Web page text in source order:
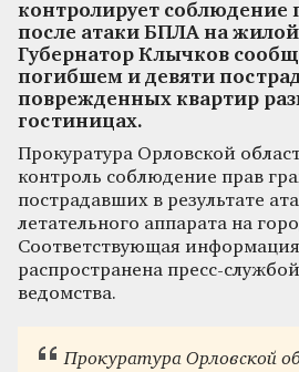
контролирует соблюдение
после атаки БПЛА на
Губернатор Клычков
погибшем и девяти
поврежденных квартир
гостиницах.
Прокуратура Орловской
контроль соблюдение прав
пострадавших в результате
летательного аппарата на
Соответствующая
распространена пресс-
ведомства.
Прокуратура Орловской